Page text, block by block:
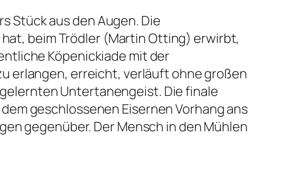
Stück aus den Augen. Die
beim Trödler (Martin Otting) erwirbt,
Köpenickiade mit der
erlangen, erreicht, verläuft ohne großen
Untertanengeist. Die finale
geschlossenen Eisernen Vorhang ans
gegenüber. Der Mensch in den Mühlen